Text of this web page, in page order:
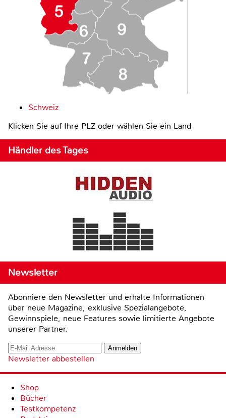
Schweiz
Klicken Sie auf Ihre PLZ oder wählen Sie ein Land
Händler des Tages
Newsletter
Abonniere den Newsletter und erhalte Informationen
über neue Magazine, exklusive Spezialangebote,
Gewinnspiele, neue Features sowie limitierte Angebote
unserer Partner.
Newsletter abbestellen
Shop
Bücher
Testkompetenz